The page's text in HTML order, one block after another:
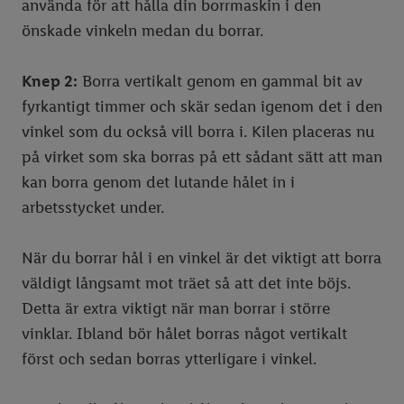
använda för att hålla din borrmaskin i den
önskade vinkeln medan du borrar.
Knep 2: Borra vertikalt genom en gammal bit av
fyrkantigt timmer och skär sedan igenom det i den
vinkel som du också vill borra i. Kilen placeras nu
på virket som ska borras på ett sådant sätt att man
kan borra genom det lutande hålet in i
arbetsstycket under.
När du borrar hål i en vinkel är det viktigt att borra
väldigt långsamt mot träet så att det inte böjs.
Detta är extra viktigt när man borrar i större
vinklar. Ibland bör hålet borras något vertikalt
först och sedan borras ytterligare i vinkel.